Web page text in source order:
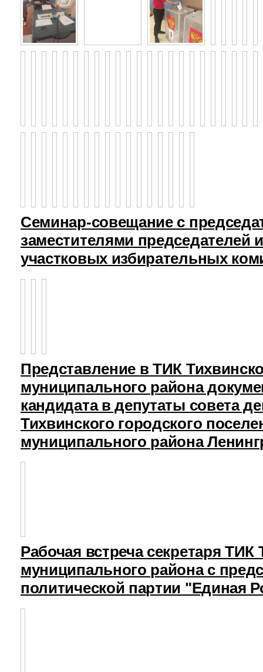
Семинар-совещание с
заместителями председателей
участковых избирательных
Представление в ТИК
муниципального района
кандидата в депутаты совета
Тихвинского городского
муниципального района
Рабочая встреча секретаря ТИК
муниципального района с
политической партии "Единая